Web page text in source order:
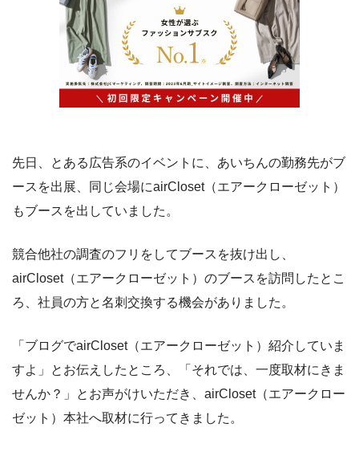
先日、とある広告系のイベントに、あいちんの勤務先がブ
ースを出展、同じ会場にairCloset（エアークローゼット）
もブースを出していました。
競合他社の調査のフリをしてブースを抜け出し、
airCloset（エアークローゼット）のブースを訪問したとこ
ろ、社員の方と名刺交換する機会がありました。
「ブログでairCloset（エアークローゼット）紹介していま
すよ」とお伝えしたところ、「それでは、一度取材にきま
せんか？」とお声がけいただき、airCloset（エアークロー
ゼット）本社へ取材に行ってきました。